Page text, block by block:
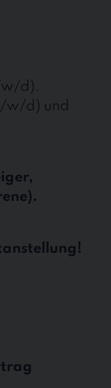
w/d).
w/d) und